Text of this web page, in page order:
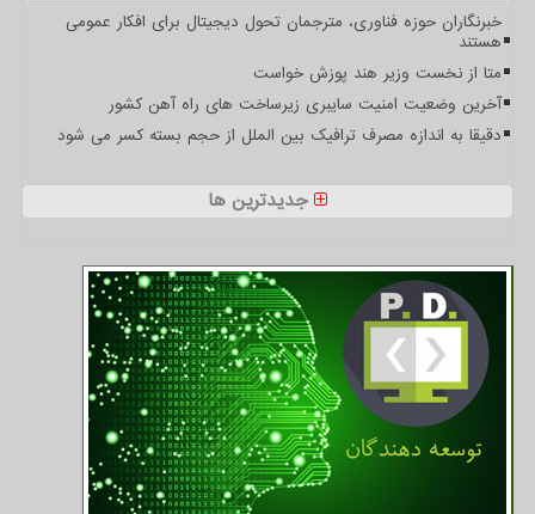
خبرنگاران حوزه فناوری، مترجمان تحول دیجیتال برای افکار عمومی
هستند
متا از نخست وزیر هند پوزش خواست
آخرین وضعیت امنیت سایبری زیرساخت های راه آهن کشور
دقیقا به اندازه مصرف ترافیک بین الملل از حجم بسته کسر می شود
جدیدترین ها